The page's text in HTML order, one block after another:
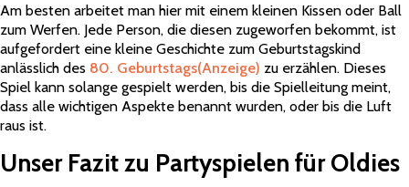
Am besten arbeitet man hier mit einem kleinen Kissen oder Ball
zum Werfen. Jede Person, die diesen zugeworfen bekommt, ist
aufgefordert eine kleine Geschichte zum Geburtstagskind
anlässlich des 80. Geburtstags(Anzeige) zu erzählen. Dieses
Spiel kann solange gespielt werden, bis die Spielleitung meint,
dass alle wichtigen Aspekte benannt wurden, oder bis die Luft
raus ist.
Unser Fazit zu Partyspielen für Oldies